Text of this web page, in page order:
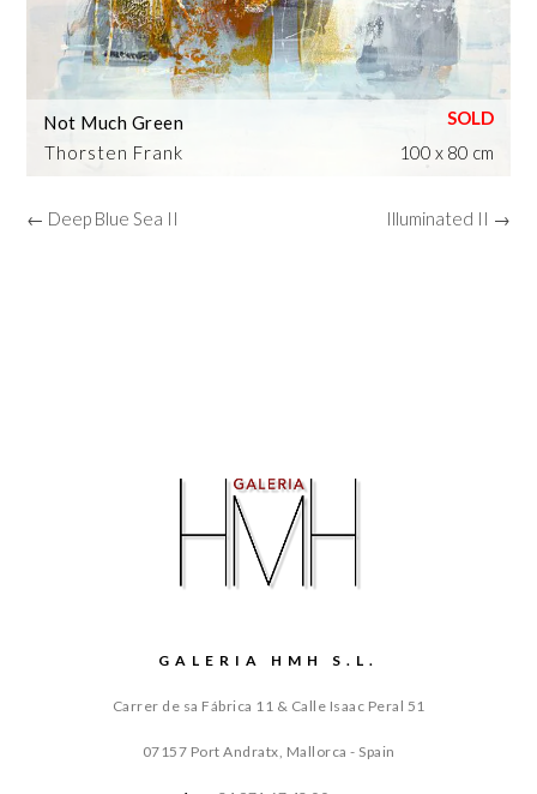
Thorsten Frank
Not Much Green
100 x 80 cm
← Deep Blue Sea II Illuminated II →
GALERIA HMH S.L.
Carrer de sa Fábrica 11 & Calle Isaac Peral 51
07157 Port Andratx, Mallorca - Spain